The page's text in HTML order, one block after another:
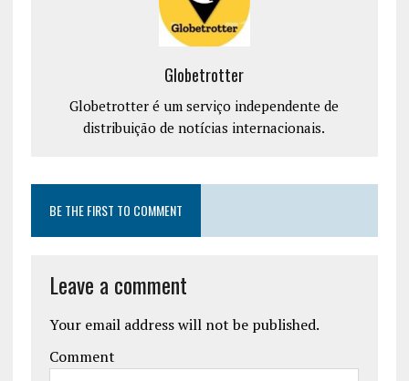
Globetrotter
Globetrotter é um serviço independente de
distribuição de notícias internacionais.
BE THE FIRST TO COMMENT
Leave a comment
Your email address will not be published.
Comment